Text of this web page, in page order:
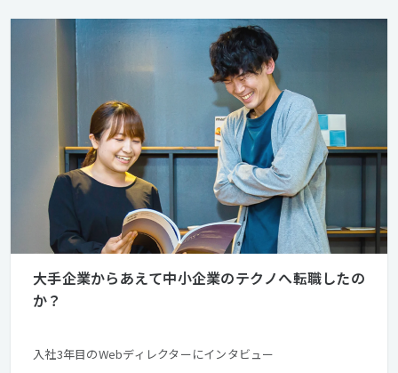
大手企業からあえて中小企業のテクノへ転職したの
か？
入社3年目のWebディレクターにインタビュー